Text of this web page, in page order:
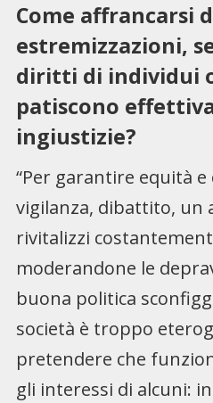
Come affrancarsi
estremizzazioni,
diritti di individui
patiscono
ingiustizie?
“Per garantire equità
vigilanza, dibattito, un
rivitalizzi
moderandone le
buona politica
società è troppo
pretendere che
gli interessi di alcuni: